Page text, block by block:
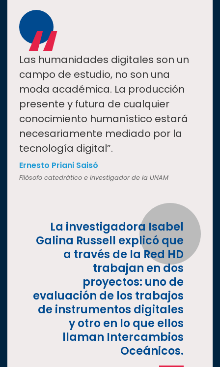
“
Las humanidades digitales son un
campo de estudio, no son una
moda académica. La producción
presente y futura de cualquier
conocimiento humanístico estará
necesariamente mediado por la
tecnología digital”.
Ernesto Priani Saisó
Filósofo catedrático e investigador de la UNAM
La investigadora Isabel
Galina Russell explicó que
a través de la Red HD
trabajan en dos
proyectos: uno de
evaluación de los trabajos
de instrumentos digitales
y otro en lo que ellos
llaman Intercambios
Oceánicos.